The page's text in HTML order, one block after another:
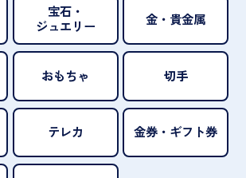
宝石・
ジュエリー
金・貴金属
おもちゃ 切手
テレカ 金券・ギフト券